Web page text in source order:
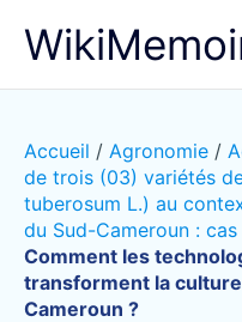
Accueil / Agronomie /
de trois (03) variétés
tuberosum L.) au
du Sud-Cameroun :
Comment les
transforment la
Cameroun ?